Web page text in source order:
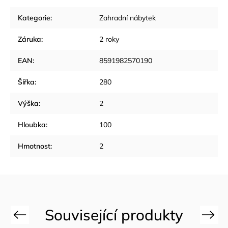
Kategorie: Zahradní nábytek
Záruka: 2 roky
EAN: 8591982570190
Šířka: 280
Výška: 2
Hloubka: 100
Hmotnost: 2
Previous Next